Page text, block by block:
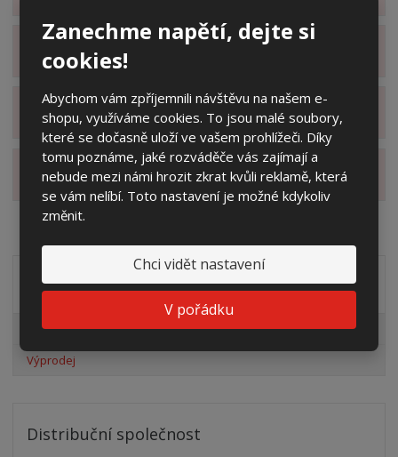
Zanechme napětí, dejte si
cookies!
Abychom vám zpříjemnili návštěvu na našem e-
shopu, využíváme cookies. To jsou malé soubory,
které se dočasně uloží ve vašem prohlížeči. Díky
tomu poznáme, jaké rozváděče vás zajímají a
nebude mezi námi hrozit zkrat kvůli reklamě, která
se vám nelíbí. Toto nastavení je možné kdykoliv
změnit.
Chci vidět nastavení
V pořádku
Zobrazit technické parametry
Zobrazit hodnocení produktu
Zobrazit alternativní produkty
Akční nabídky
Pro fotovoltaiky
Výprodej
Distribuční společnost